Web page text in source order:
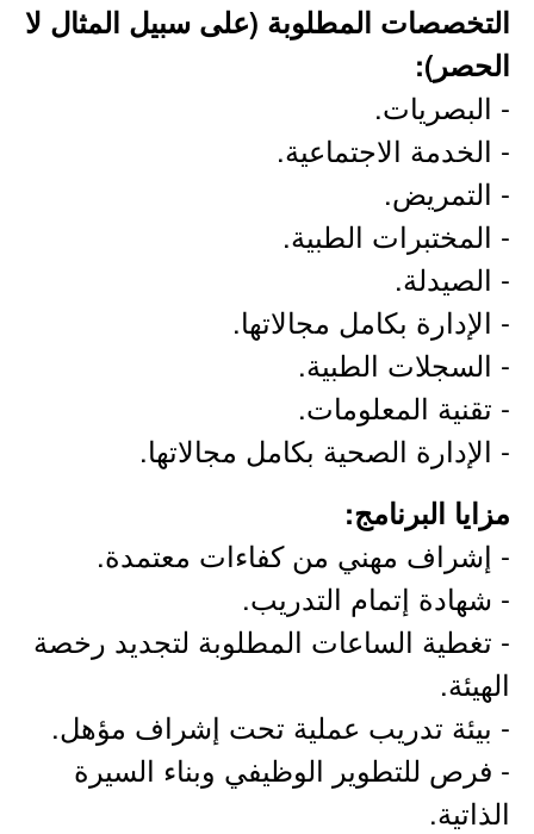
التخصصات المطلوبة (على سبيل المثال لا
الحصر):
- البصريات.
- الخدمة الاجتماعية.
- التمريض.
- المختبرات الطبية.
- الصيدلة.
- الإدارة بكامل مجالاتها.
- السجلات الطبية.
- تقنية المعلومات.
- الإدارة الصحية بكامل مجالاتها.
مزايا البرنامج:
- إشراف مهني من كفاءات معتمدة.
- شهادة إتمام التدريب.
- تغطية الساعات المطلوبة لتجديد رخصة
الهيئة.
- بيئة تدريب عملية تحت إشراف مؤهل.
- فرص للتطوير الوظيفي وبناء السيرة
الذاتية.